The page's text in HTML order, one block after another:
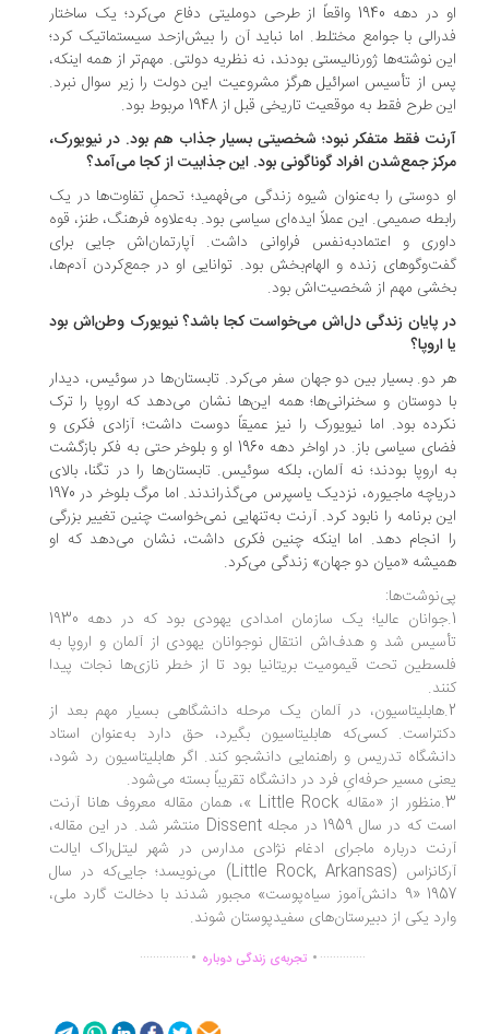
او در دهه 1940 واقعاً از طرحی دوملیتی دفاع می‌کرد؛ یک ساختار
با جوامع مختلط. اما نباید آن را بیش‌ازحد سیستماتیک کرد؛
نوشته‌ها ژورنالیستی بودند، نه نظریه دولتی. مهم‌تر از همه اینکه،
از تأسیس اسرائیل هرگز مشروعیت این دولت را زیر سوال نبرد.
طرح فقط به موقعیت تاریخی قبل از 1948 مربوط بود.
فقط متفکر نبود؛ شخصیتی بسیار جذاب هم بود. در نیویورک،
جمع‌شدن افراد گوناگونی بود. این جذابیت از کجا می‌آمد؟
دوستی را به‌عنوان شیوه زندگی می‌فهمید؛ تحملِ تفاوت‌ها در یک
صمیمی. این عملاً ایده‌ای سیاسی بود. به‌علاوه فرهنگ، طنز، قوه
و اعتمادبه‌نفس فراوانی داشت. آپارتمان‌اش جایی برای
زنده و الهام‌بخش بود. توانایی او در جمع‌کردن آدم‌ها،
مهم از شخصیت‌اش بود.
پایان زندگی دل‌اش می‌خواست کجا باشد؟ نیویورک وطن‌اش بود
دو. بسیار بین دو جهان سفر می‌کرد. تابستان‌ها در سوئیس، دیدار
دوستان و سخنرانی‌ها؛ همه این‌ها نشان می‌دهد که اروپا را ترک
بود. اما نیویورک را نیز عمیقاً دوست داشت؛ آزادی فکری و
فضای سیاسی باز. در اواخر دهه 1960 او و بلوخر حتی به فکر بازگشت
اروپا بودند؛ نه آلمان، بلکه سوئیس. تابستان‌ها را در تگنا، بالای
دریاچه ماجیوره، نزدیک یاسپرس می‌گذراندند. اما مرگ بلوخر در 1970
برنامه را نابود کرد. آرنت به‌تنهایی نمی‌خواست چنین تغییر بزرگی
انجام دهد. اما اینکه چنین فکری داشت، نشان می‌دهد که او
«میان دو جهان» زندگی می‌کرد.
1.جوانان عالیا؛ یک سازمان امدادی یهودی بود که در دهه 1930
شد و هدف‌اش انتقال نوجوانان یهودی از آلمان و اروپا به
تحت قیمومیت بریتانیا بود تا از خطر نازی‌ها نجات پیدا
در آلمان یک مرحله دانشگاهی بسیار مهم بعد از
کسی‌که هابلیتاسیون بگیرد، حق دارد به‌عنوان استاد
تدریس و راهنمایی دانشجو کند. اگر هابلیتاسیون رد شود،
مسیر حرفه‌ایِ فرد در دانشگاه تقریباً بسته می‌شود.
3.منظور از «مقاله Little Rock »، همان مقاله معروف هانا آرنت
است که در سال 1959 در مجله Dissent منتشر شد. در این مقاله،
درباره ماجرای ادغام نژادی مدارس در شهر لیتل‌راک ایالت
آرکانزاس (Little Rock, Arkansas) می‌نویسد؛ جایی‌که در سال
1957 «9 دانش‌آموز سیاه‌پوست» مجبور شدند با دخالت گارد ملی،
یکی از دبیرستان‌های سفیدپوستان شوند.
................تجربه‌ی زندگی دوباره ...............